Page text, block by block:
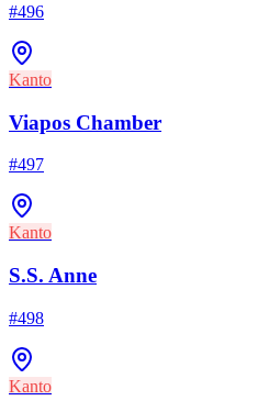
#496
Kanto
Viapos Chamber
#497
Kanto
S.S. Anne
#498
Kanto